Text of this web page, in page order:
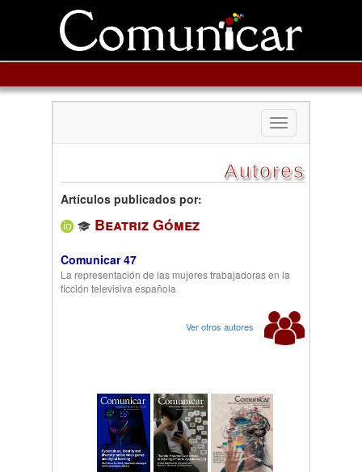
Toggle
navigation
Autores
Artículos publicados por:
Beatriz Gómez
Comunicar 47
La representación de las mujeres trabajadoras en la
ficción televisiva española
Ver otros autores